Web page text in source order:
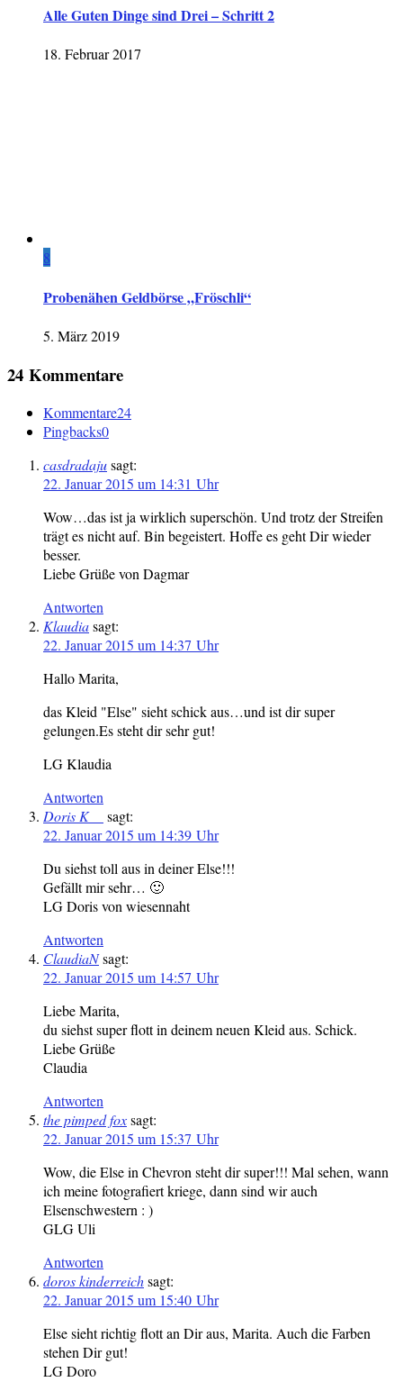
Alle Guten Dinge sind Drei – Schritt 2
18. Februar 2017
8
Probenähen Geldbörse „Fröschli“
5. März 2019
24 Kommentare
Kommentare24
Pingbacks0
casdradajusagt:
22. Januar 2015 um 14:31 Uhr
Wow…das ist ja wirklich superschön. Und trotz der Streifen
trägt es nicht auf. Bin begeistert. Hoffe es geht Dir wieder
besser.
Liebe Grüße von Dagmar
Antworten
Klaudiasagt:
22. Januar 2015 um 14:37 Uhr
Hallo Marita,
das Kleid "Else" sieht schick aus…und ist dir super
gelungen.Es steht dir sehr gut!
LG Klaudia
Antworten
Doris K__
sagt:
22. Januar 2015 um 14:39 Uhr
Du siehst toll aus in deiner Else!!!
Gefällt mir sehr… 🙂
LG Doris von wiesennaht
Antworten
ClaudiaNsagt:
22. Januar 2015 um 14:57 Uhr
Liebe Marita,
du siehst super flott in deinem neuen Kleid aus. Schick.
Liebe Grüße
Claudia
Antworten
the pimped foxsagt:
22. Januar 2015 um 15:37 Uhr
Wow, die Else in Chevron steht dir super!!! Mal sehen, wann
ich meine fotografiert kriege, dann sind wir auch
Elsenschwestern : )
GLG Uli
Antworten
doros kinderreichsagt:
22. Januar 2015 um 15:40 Uhr
Else sieht richtig flott an Dir aus, Marita. Auch die Farben
stehen Dir gut!
LG Doro